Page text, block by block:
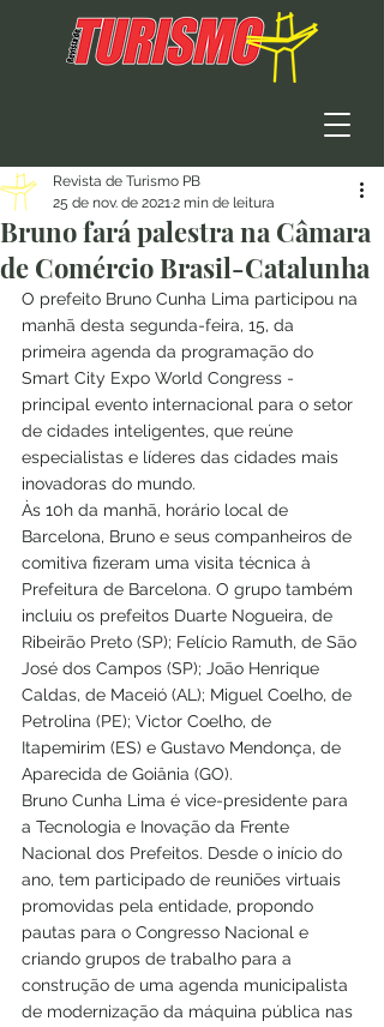
Bruno fará palestra na Câmara
de Comércio Brasil-Catalunha
Revista de Turismo PB
25 de nov. de 20212 min de leitura
O prefeito Bruno Cunha Lima participou na
manhã desta segunda-feira, 15, da
primeira agenda da programação do
Smart City Expo World Congress -
principal evento internacional para o setor
de cidades inteligentes, que reúne
especialistas e líderes das cidades mais
inovadoras do mundo.
Às 10h da manhã, horário local de
Barcelona, Bruno e seus companheiros de
comitiva fizeram uma visita técnica à
Prefeitura de Barcelona. O grupo também
incluiu os prefeitos Duarte Nogueira, de
Ribeirão Preto (SP); Felício Ramuth, de São
José dos Campos (SP); João Henrique
Caldas, de Maceió (AL); Miguel Coelho, de
Petrolina (PE); Victor Coelho, de
Itapemirim (ES) e Gustavo Mendonça, de
Aparecida de Goiânia (GO).
Bruno Cunha Lima é vice-presidente para
a Tecnologia e Inovação da Frente
Nacional dos Prefeitos. Desde o início do
ano, tem participado de reuniões virtuais
promovidas pela entidade, propondo
pautas para o Congresso Nacional e
criando grupos de trabalho para a
construção de uma agenda municipalista
de modernização da máquina pública nas